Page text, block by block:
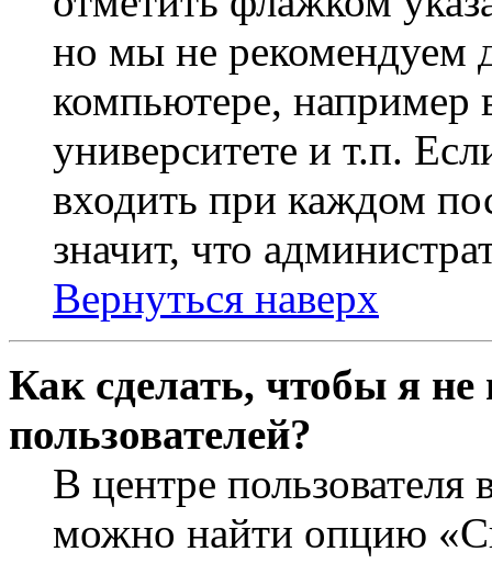
но мы не рекомендуем
компьютере, например
университете и т.п.
входить при каждом
значит, что
Вернуться наверх
Как сделать, чтобы я
пользователей?
В центре
можно найти опцию